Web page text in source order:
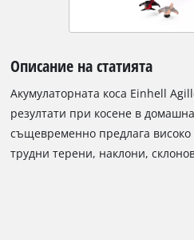
Описание на статията
Акумулаторната коса Einhell
резултати при косене в
същевременно предлага
трудни терени, наклони,